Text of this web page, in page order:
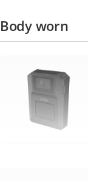
Body worn